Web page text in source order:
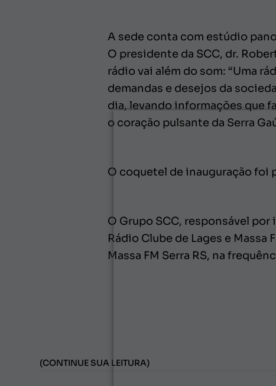
A sede conta com estúdio
O presidente da SCC, dr.
rádio vai além do som: “Uma
demandas e desejos da
dia, levando informações que
o coração pulsante da Serra
O coquetel de inauguração foi
O Grupo SCC, responsável
Rádio Clube de Lages e
Massa FM Serra RS, na
(CONTINUE SUA LEITURA)